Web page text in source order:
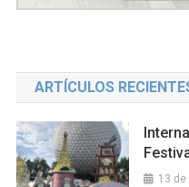
ARTÍCULOS
13